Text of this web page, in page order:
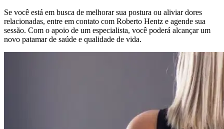
Se você está em busca de melhorar sua postura ou aliviar dores
relacionadas, entre em contato com Roberto Hentz e agende sua
sessão. Com o apoio de um especialista, você poderá alcançar um
novo patamar de saúde e qualidade de vida.